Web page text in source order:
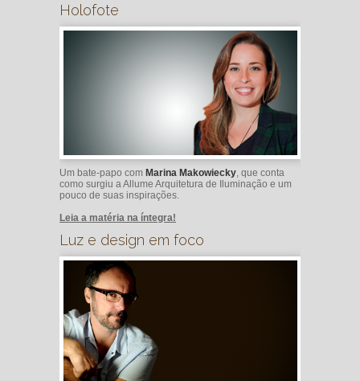
Holofote
Um bate-papo com Marina Makowiecky, que conta
como surgiu a Allume Arquitetura de Iluminação e um
pouco de suas inspirações.
Leia a matéria na íntegra!
Luz e design em foco